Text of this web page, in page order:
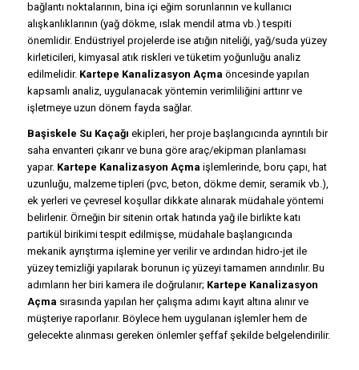
bağlantı noktalarının, bina içi eğim sorunlarının ve kullanıcı
alışkanlıklarının (yağ dökme, ıslak mendil atma vb.) tespiti
önemlidir. Endüstriyel projelerde ise atığın niteliği, yağ/suda yüzey
kirleticileri, kimyasal atık riskleri ve tüketim yoğunluğu analiz
edilmelidir. Kartepe Kanalizasyon Açma öncesinde yapılan
kapsamlı analiz, uygulanacak yöntemin verimliliğini arttırır ve
işletmeye uzun dönem fayda sağlar.
Başiskele Su Kaçağı ekipleri, her proje başlangıcında ayrıntılı bir
saha envanteri çıkarır ve buna göre araç/ekipman planlaması
yapar. Kartepe Kanalizasyon Açma işlemlerinde, boru çapı, hat
uzunluğu, malzeme tipleri (pvc, beton, dökme demir, seramik vb.),
ek yerleri ve çevresel koşullar dikkate alınarak müdahale yöntemi
belirlenir. Örneğin bir sitenin ortak hatında yağ ile birlikte katı
partikül birikimi tespit edilmişse, müdahale başlangıcında
mekanik ayrıştırma işlemine yer verilir ve ardından hidro-jet ile
yüzey temizliği yapılarak borunun iç yüzeyi tamamen arındırılır. Bu
adımların her biri kamera ile doğrulanır; Kartepe Kanalizasyon
Açma sırasında yapılan her çalışma adımı kayıt altına alınır ve
müşteriye raporlanır. Böylece hem uygulanan işlemler hem de
gelecekte alınması gereken önlemler şeffaf şekilde belgelendirilir.